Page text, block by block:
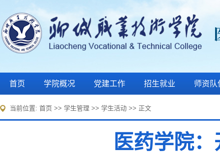
首页 学院概况 党建工作 招生就业 师资队
当前位置: 首页 >> 学生管理 >> 学生活动 >> 正文
医药学院